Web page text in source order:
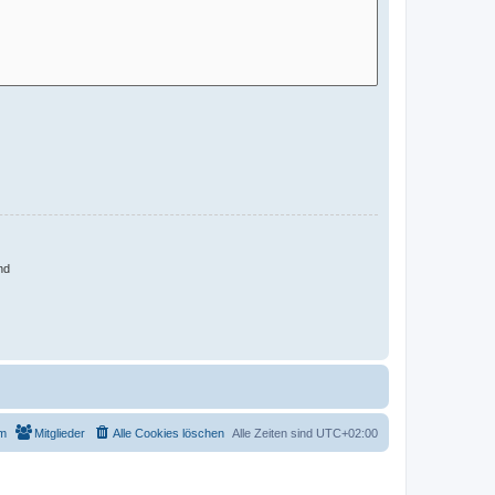
Alle Zeiten sind UTC+02:00
Alle Cookies löschen
Mitglieder